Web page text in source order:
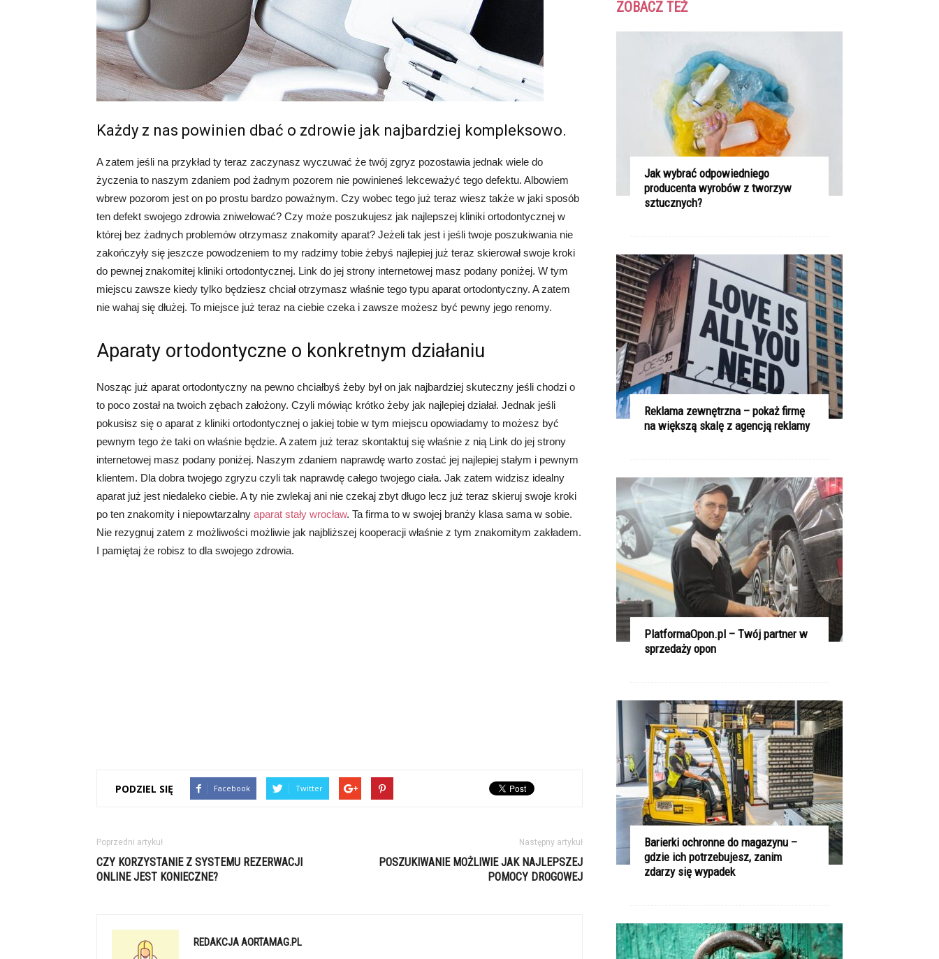
Każdy z nas powinien dbać o zdrowie jak najbardziej kompleksowo.
A zatem jeśli na przykład ty teraz zaczynasz wyczuwać że twój zgryz pozostawia jednak wiele do
życzenia to naszym zdaniem pod żadnym pozorem nie powinieneś lekceważyć tego defektu. Albowiem
wbrew pozorom jest on po prostu bardzo poważnym. Czy wobec tego już teraz wiesz także w jaki sposób
ten defekt swojego zdrowia zniwelować? Czy może poszukujesz jak najlepszej kliniki ortodontycznej w
której bez żadnych problemów otrzymasz znakomity aparat? Jeżeli tak jest i jeśli twoje poszukiwania nie
zakończyły się jeszcze powodzeniem to my radzimy tobie żebyś najlepiej już teraz skierował swoje kroki
do pewnej znakomitej kliniki ortodontycznej. Link do jej strony internetowej masz podany poniżej. W tym
miejscu zawsze kiedy tylko będziesz chciał otrzymasz właśnie tego typu aparat ortodontyczny. A zatem
nie wahaj się dłużej. To miejsce już teraz na ciebie czeka i zawsze możesz być pewny jego renomy.
Aparaty ortodontyczne o konkretnym działaniu
Nosząc już aparat ortodontyczny na pewno chciałbyś żeby był on jak najbardziej skuteczny jeśli chodzi o
to poco został na twoich zębach założony. Czyli mówiąc krótko żeby jak najlepiej działał. Jednak jeśli
pokusisz się o aparat z kliniki ortodontycznej o jakiej tobie w tym miejscu opowiadamy to możesz być
pewnym tego że taki on właśnie będzie. A zatem już teraz skontaktuj się właśnie z nią Link do jej strony
internetowej masz podany poniżej. Naszym zdaniem naprawdę warto zostać jej najlepiej stałym i pewnym
klientem. Dla dobra twojego zgryzu czyli tak naprawdę całego twojego ciała. Jak zatem widzisz idealny
aparat już jest niedaleko ciebie. A ty nie zwlekaj ani nie czekaj zbyt długo lecz już teraz skieruj swoje kroki
po ten znakomity i niepowtarzalny aparat stały wrocław. Ta firma to w swojej branży klasa sama w sobie.
Nie rezygnuj zatem z możliwości możliwie jak najbliższej kooperacji właśnie z tym znakomitym zakładem.
I pamiętaj że robisz to dla swojego zdrowia.
PODZIEL SIĘ Facebook Twitter
Poprzedni artykuł
CZY KORZYSTANIE Z SYSTEMU REZERWACJI
ONLINE JEST KONIECZNE?
Następny artykuł
POSZUKIWANIE MOŻLIWIE JAK NAJLEPSZEJ
POMOCY DROGOWEJ
REDAKCJA AORTAMAG.PL
ZOBACZ TEŻ
Jak wybrać odpowiedniego
producenta wyrobów z tworzyw
sztucznych?
Reklama zewnętrzna – pokaż firmę
na większą skalę z agencją reklamy
PlatformaOpon.pl – Twój partner w
sprzedaży opon
Barierki ochronne do magazynu –
gdzie ich potrzebujesz, zanim
zdarzy się wypadek